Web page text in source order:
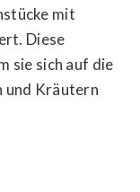
mit
Diese
sie sich auf die
und Kräutern